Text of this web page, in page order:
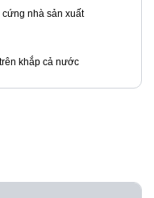
nhà sản xuất
khắp cả nước